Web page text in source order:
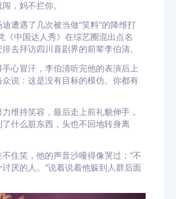
，妈不拦你。
遭遇了几次被当做“笑料”的降维打
《中国达人秀》在综艺圈混出点名
去拜访四川喜剧界的前辈李伯清。
心冒汗，李伯清听完他的表演后上
说：这是没有目标的模仿。你都有
维持笑容，最后走上前礼貌伸手，
什么脏东西，头也不回地转身离
住笑，他的声音沙哑得像哭过：“不
厌的人。”说着说着他躲到人群后面